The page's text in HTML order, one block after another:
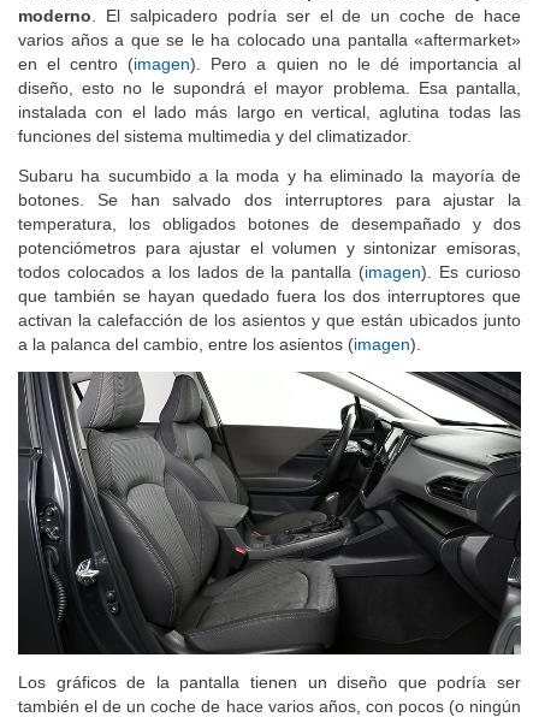
El Crosstrekno es un modelo de aspecto futurista ni siquiera
moderno. El salpicadero podría ser el de un coche de hace
varios años a que se le ha colocado una pantalla «aftermarket»
en el centro (imagen). Pero a quien no le dé importancia al
diseño, esto no le supondrá el mayor problema. Esa pantalla,
instalada con el lado más largo en vertical, aglutina todas las
Subaru ha sucumbido a la moda y ha eliminado la mayoría de
botones. Se han salvado dos interruptores para ajustar la
temperatura, los obligados botones de desempañado y dos
potenciómetros para ajustar el volumen y sintonizar emisoras,
todos colocados a los lados de la pantalla (imagen). Es curioso
que también se hayan quedado fuera los dos interruptores que
activan la calefacción de los asientos y que están ubicados junto
Los gráficos de la pantalla tienen un diseño que podría ser